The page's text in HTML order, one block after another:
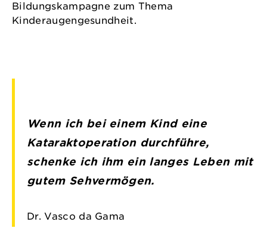
Bildungskampagne zum Thema
Kinderaugengesundheit.
Wenn ich bei einem Kind eine
Kataraktoperation durchführe,
schenke ich ihm ein langes Leben mit
gutem Sehvermögen.
Dr. Vasco da Gama